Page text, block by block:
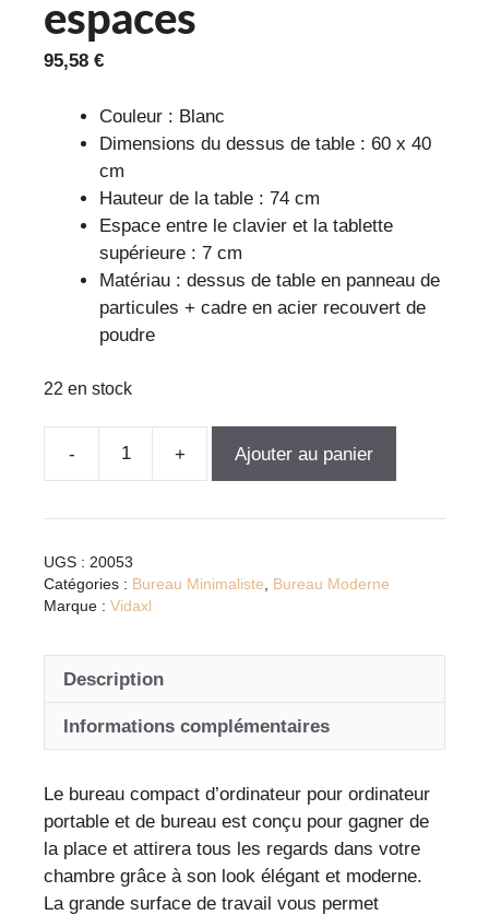
espaces
95,58 €
Couleur : Blanc
Dimensions du dessus de table : 60 x 40
cm
Hauteur de la table : 74 cm
Espace entre le clavier et la tablette
supérieure : 7 cm
Matériau : dessus de table en panneau de
particules + cadre en acier recouvert de
poudre
22 en stock
quantité
Bureau
blanc
plateau
et
pour
petits
espaces
Ajouter au panier
UGS : 20053
Catégories : Bureau Minimaliste, Bureau Moderne
Marque : Vidaxl
Description
Informations complémentaires
Le bureau compact d’ordinateur pour ordinateur
portable et de bureau est conçu pour gagner de
la place et attirera tous les regards dans votre
chambre grâce à son look élégant et moderne.
La grande surface de travail vous permet